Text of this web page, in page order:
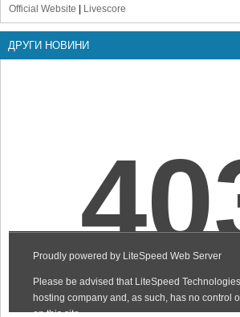
Official Website
Livescore
ДРУГИ НОВИНИ